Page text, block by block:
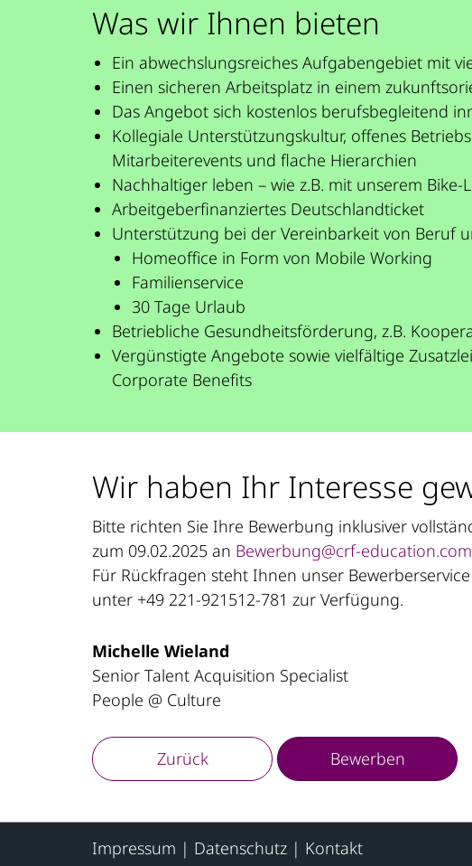
Was wir Ihnen bieten
Ein abwechslungsreiches Aufgabengebiet mit
Einen sicheren Arbeitsplatz in einem
Das Angebot sich kostenlos berufsbegleitend
Kollegiale Unterstützungskultur, offenes
Mitarbeiterevents und flache Hierarchien
Nachhaltiger leben – wie z.B. mit unserem Bike-
Arbeitgeberfinanziertes Deutschlandticket
Unterstützung bei der Vereinbarkeit von Beruf
Homeoffice in Form von Mobile Working
Familienservice
30 Tage Urlaub
Betriebliche Gesundheitsförderung, z.B.
Vergünstigte Angebote sowie vielfältige
Corporate Benefits
Wir haben Ihr Interesse
Bitte richten Sie Ihre Bewerbung inklusiver
zum 09.02.2025 an Bewerbung@crf-education.com
Für Rückfragen steht Ihnen unser
unter +49 221-921512-781 zur Verfügung.
Michelle Wieland
Senior Talent Acquisition Specialist
People @ Culture
Zurück Bewerben
Impressum | Datenschutz | Kontakt